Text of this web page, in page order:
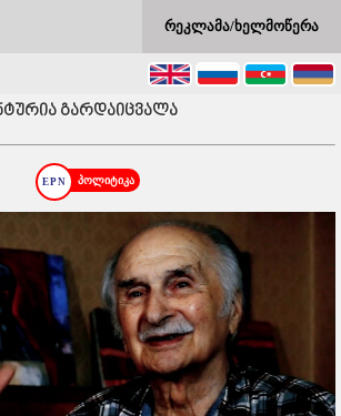
რეკლამა/ხელმოწერა
გარდაიცვალა
პოლიტიკა